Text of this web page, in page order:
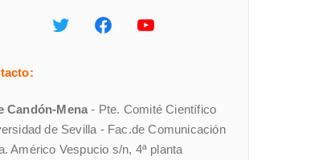
Candón-Mena - Pte. Comité Científico
de Sevilla - Fac.de Comunicación
Américo Vespucio s/n, 4ª planta